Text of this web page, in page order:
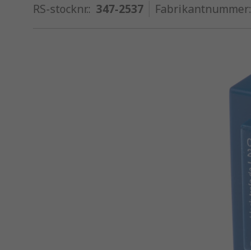
RS-stocknr.: 347-2537 Fabrikantnummer: